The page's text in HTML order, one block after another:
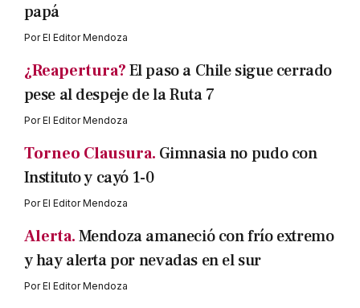
papá
PorEl Editor Mendoza
¿Reapertura?El paso a Chile sigue cerrado
pese al despeje de la Ruta 7
PorEl Editor Mendoza
Torneo Clausura. Gimnasia no pudo con
Instituto y cayó 1-0
PorEl Editor Mendoza
Alerta.Mendoza amaneció con frío extremo
y hay alerta por nevadas en el sur
PorEl Editor Mendoza